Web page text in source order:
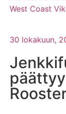
West Coast
30 lokakuun,